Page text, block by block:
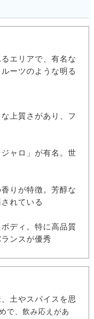
エリアで、有名な
ーツのような明る
上質さがあり、フ
ャロ」が有名。世
りが特徴。芳醇な
れている
ディ。特に高品質
ンスが優秀
土やスパイスを思
で、飲み応えがあ